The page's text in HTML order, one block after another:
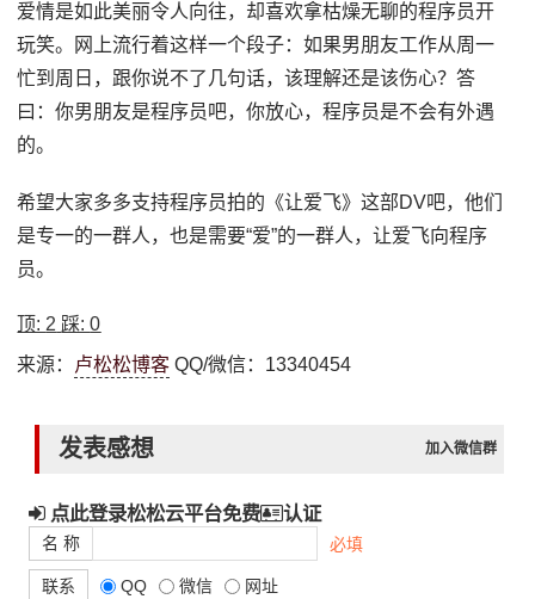
爱情是如此美丽令人向往，却喜欢拿枯燥无聊的程序员开
玩笑。网上流行着这样一个段子：如果男朋友工作从周一
忙到周日，跟你说不了几句话，该理解还是该伤心？答
曰：你男朋友是程序员吧，你放心，程序员是不会有外遇
的。
希望大家多多支持程序员拍的《让爱飞》这部DV吧，他们
是专一的一群人，也是需要“爱”的一群人，让爱飞向程序
员。
顶: 2 踩:0
来源： 卢松松博客 QQ/微信：13340454
发表感想 加入微信群
点此登录松松云平台免费 认证
名 称 必填
联系 QQ 微信 网址